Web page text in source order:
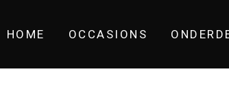
HOME OCCASIONS